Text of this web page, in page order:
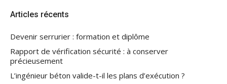
Articles récents
Devenir serrurier : formation et diplôme
Rapport de vérification sécurité : à conserver
précieusement
L’ingénieur béton valide-t-il les plans d’exécution ?